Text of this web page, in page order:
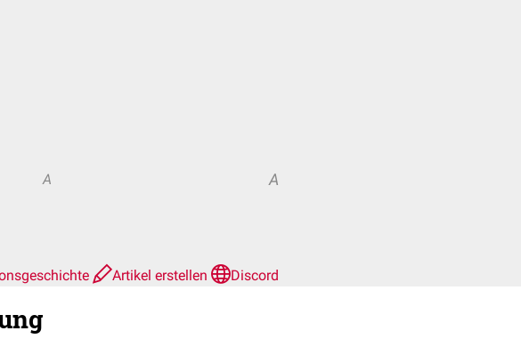
A A
Artikel erstellen Discord